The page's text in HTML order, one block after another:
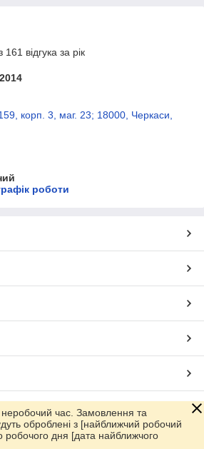
відгука за рік
корп. 3, маг. 23; 18000, Черкаси,
роботи
Prom.ua
неробочий час. Замовлення та
оброблені з [найближчий робочий
робочого дня [дата найближчого